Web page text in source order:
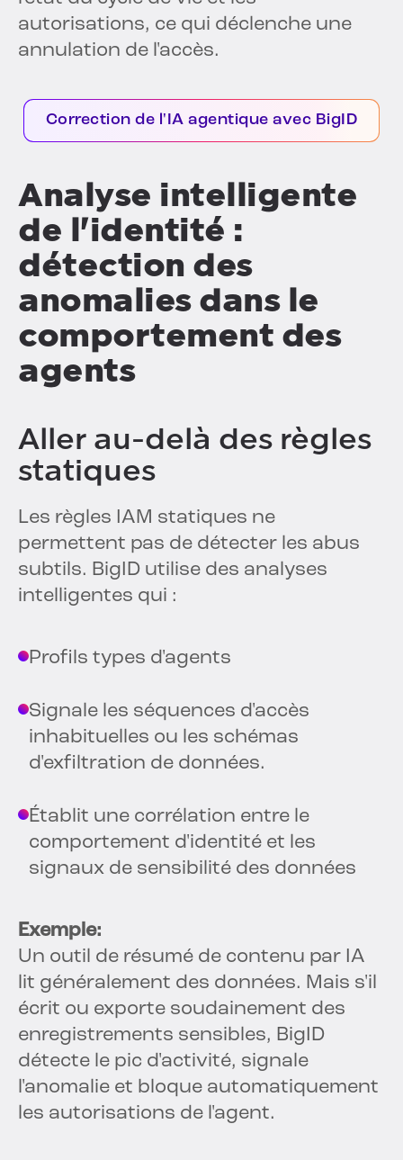
autorisations, ce qui déclenche une
annulation de l'accès.
Correction de l'IA agentique avec BigID
Analyse intelligente
de l'identité :
détection des
anomalies dans le
comportement des
agents
Aller au-delà des règles
statiques
Les règles IAM statiques ne
permettent pas de détecter les abus
subtils. BigID utilise des analyses
intelligentes qui :
Profils types d'agents
Signale les séquences d'accès
inhabituelles ou les schémas
d'exfiltration de données.
Établit une corrélation entre le
comportement d'identité et les
signaux de sensibilité des données
Exemple:
Un outil de résumé de contenu par IA
lit généralement des données. Mais s'il
écrit ou exporte soudainement des
enregistrements sensibles, BigID
détecte le pic d'activité, signale
l'anomalie et bloque automatiquement
les autorisations de l'agent.